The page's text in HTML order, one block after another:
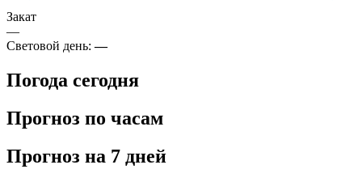
Закат
—
Световой день:—
Погода сегодня
Прогноз по часам
Прогноз на 7 дней